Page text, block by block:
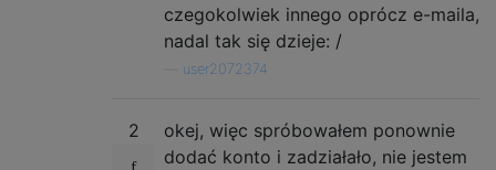
czegokolwiek innego oprócz e-maila,
nadal tak się dzieje: /
user2072374
2
okej, więc spróbowałem ponownie
dodać konto i zadziałało, nie jestem